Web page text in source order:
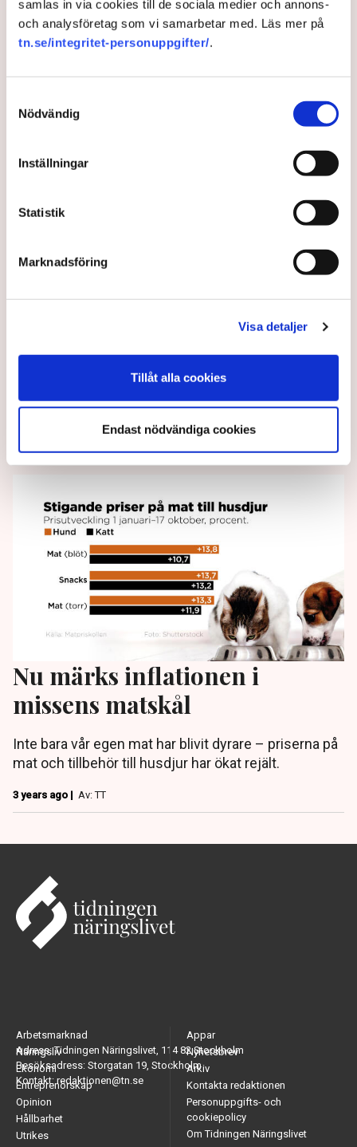
samlas in via cookies till de sociala medier och annons-
och analysföretag som vi samarbetar med. Läs mer på
tn.se/integritet-personuppgifter/.
Nödvändig
Inställningar
Statistik
Marknadsföring
Visa detaljer
Tillåt alla cookies
Endast nödvändiga cookies
företrädare för Svenskt Näringsliv, SKR och
Arbetsgivarverket, på Altinget.
kommer inte räcka till
Sju av tio företag har svårt att rekrytera medarbetare,
visar nya siffror. Samtidigt växer behovet av
arbetskraft. Ekvationen går inte ihop, varnar
arbetsgivarna.
Nu märks inflationen i
missens matskål
Inte bara vår egen mat har blivit dyrare – priserna på
mat och tillbehör till husdjur har ökat rejält.
3 years ago | Av: TT
Adress: Tidningen Näringslivet, 114 82 Stockholm
Besöksadress: Storgatan 19, Stockholm
Kontakt: redaktionen@tn.se
Arbetsmarknad
Näringsliv
Ekonomi
Entreprenörskap
Opinion
Hållbarhet
Utrikes
Appar
Nyhetsbrev
Arkiv
Kontakta redaktionen
Personuppgifts- och
cookiepolicy
Om Tidningen Näringslivet